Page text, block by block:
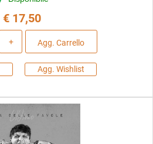
€ 17,50
Agg. Carrello
Agg. Wishlist